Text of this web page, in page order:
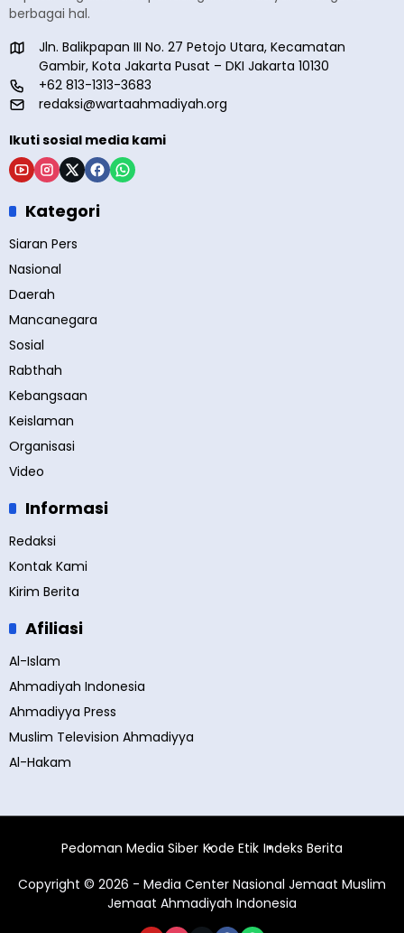
berbagai hal.
Jln. Balikpapan III No. 27 Petojo Utara, Kecamatan
Gambir, Kota Jakarta Pusat – DKI Jakarta 10130
+62 813-1313-3683
redaksi@wartaahmadiyah.org
Ikuti sosial media kami
Kategori
Siaran Pers
Nasional
Daerah
Mancanegara
Sosial
Rabthah
Kebangsaan
Keislaman
Organisasi
Video
Informasi
Redaksi
Kontak Kami
Kirim Berita
Afiliasi
Al-Islam
Ahmadiyah Indonesia
Ahmadiyya Press
Muslim Television Ahmadiyya
Al-Hakam
Pedoman Media Siber Kode Etik Indeks Berita
Copyright © 2026 - Media Center Nasional Jemaat Muslim
Jemaat Ahmadiyah Indonesia